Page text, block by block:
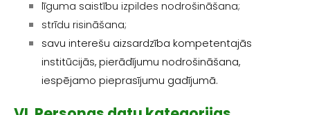
līguma saistību izpildes nodrošināšana;
strīdu risināšana;
savu interešu aizsardzība kompetentajās
institūcijās, pierādījumu nodrošināšana,
iespējamo pieprasījumu gadījumā.